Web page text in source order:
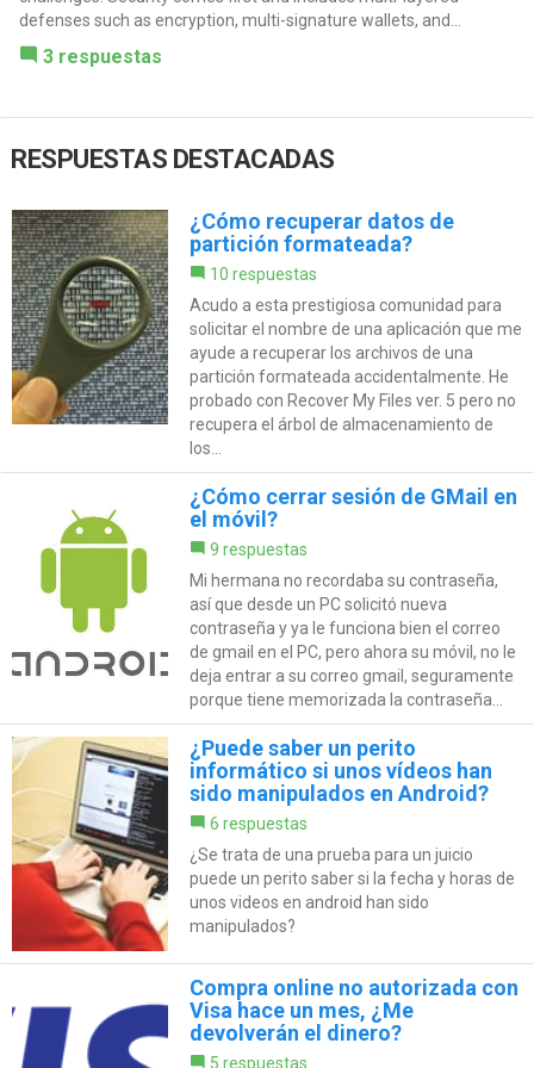
defenses such as encryption, multi-signature wallets, and...
3 respuestas
RESPUESTAS DESTACADAS
¿Cómo recuperar datos de
partición formateada?
10 respuestas
Acudo a esta prestigiosa comunidad para
solicitar el nombre de una aplicación que me
ayude a recuperar los archivos de una
partición formateada accidentalmente. He
probado con Recover My Files ver. 5 pero no
recupera el árbol de almacenamiento de
los...
¿Cómo cerrar sesión de GMail en
el móvil?
9 respuestas
Mi hermana no recordaba su contraseña,
así que desde un PC solicitó nueva
contraseña y ya le funciona bien el correo
de gmail en el PC, pero ahora su móvil, no le
deja entrar a su correo gmail, seguramente
porque tiene memorizada la contraseña...
¿Puede saber un perito
informático si unos vídeos han
sido manipulados en Android?
6 respuestas
¿Se trata de una prueba para un juicio
puede un perito saber si la fecha y horas de
unos videos en android han sido
manipulados?
Compra online no autorizada con
Visa hace un mes, ¿Me
devolverán el dinero?
5 respuestas